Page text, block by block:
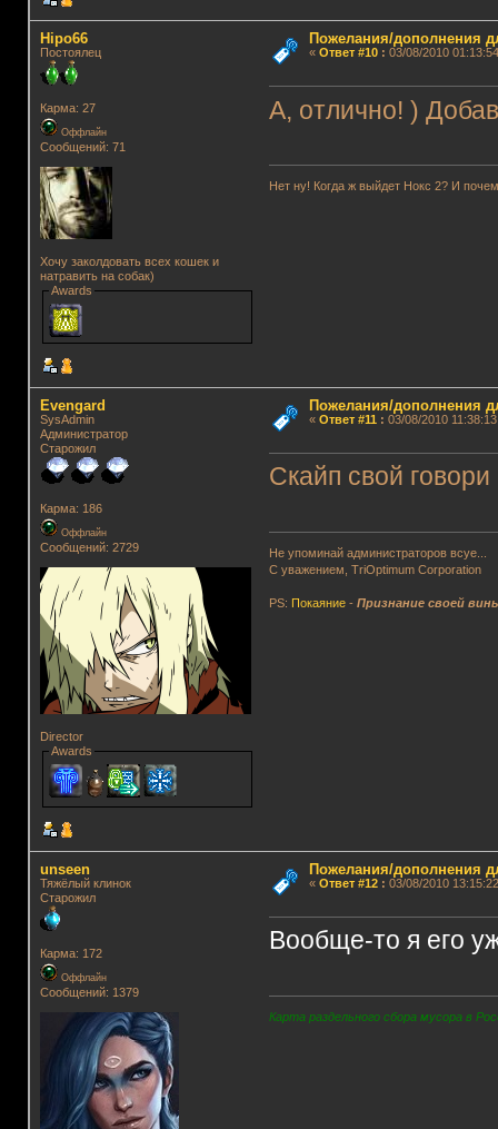
Hipo66
Постоялец
Карма: 27
Оффлайн
Сообщений: 71
Хочу заколдовать всех кошек и
натравить на собак)
Awards
Пожелания/дополнения
« Ответ #10: 03/08/2010
А, отлично! )
Нет ну! Когда ж выйдет Нокс 2? И
Evengard
SysAdmin
Администратор
Старожил
Карма: 186
Оффлайн
Сообщений: 2729
Director
Awards
Пожелания/дополнения
« Ответ #11 : 03/08/2010
Скайп свой говори
Не упоминай администраторов всуе...
С уважением, TriOptimum Corporation
PS: Покаяние -Признание своей
unseen
Тяжёлый клинок
Старожил
Карма: 172
Оффлайн
Сообщений: 1379
Пожелания/дополнения
« Ответ #12: 03/08/2010
Вообще-то я его
Карта раздельного сбора мусора в